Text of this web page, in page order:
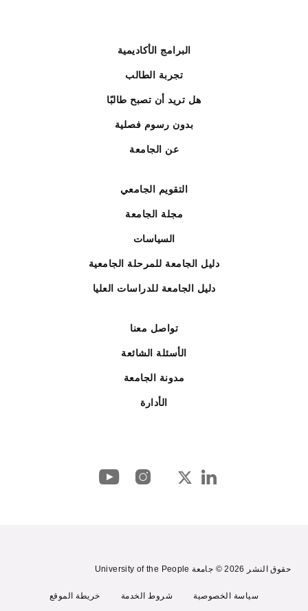
البرامج الأكاديمية
تجربة الطالب
هل تريد أن تصبح طالبًا
بدون رسوم فصلية
عن الجامعة
التقويم الجامعي
مجلة الجامعة
السياسات
دليل الجامعة للمرحلة الجامعية
دليل الجامعة للدراسات العليا
تواصل معنا
الأسئلة الشائعة
مدونة الجامعة
الأدارة
حقوق النشر 2026 © جامعة University of the People
سياسة الخصوصية شروط الخدمة خريطة الموقع